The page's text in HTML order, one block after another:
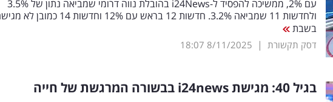
עם 2%, ממשיכה להפסיד ל-i24News בהובלת נווה דרומי שמביאה נתון של 3.5%
ולחדשות 11 שמביאה 3.2%. חדשות 12 בראש עם 12% וחדשות 14 כמובן
בשבת
דסק תקשורת |
8/11/2025
18:07
בגיל 40: מגישת i24news בבשורה המרגשת של חייה